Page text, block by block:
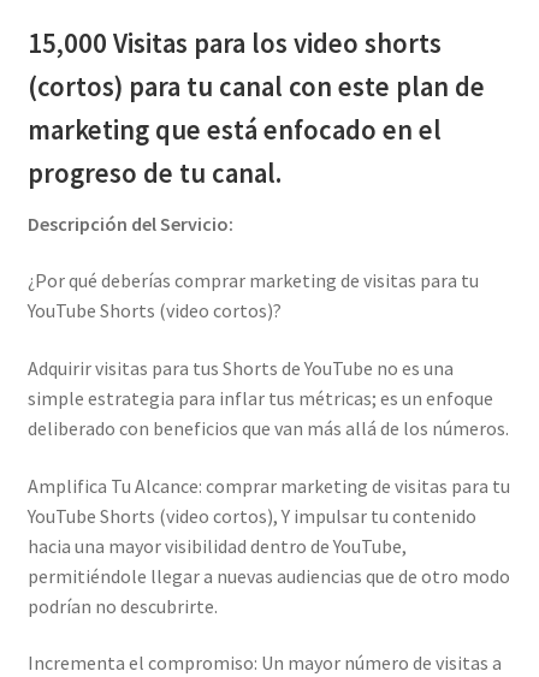
15,000 Visitas para los video shorts
(cortos) para tu canal con este plan de
marketing que está enfocado en el
progreso de tu canal.
Descripción del Servicio:
¿Por qué deberías comprar marketing de visitas para tu
YouTube Shorts (video cortos)?
Adquirir visitas para tus Shorts de YouTube no es una
simple estrategia para inflar tus métricas; es un enfoque
deliberado con beneficios que van más allá de los números.
Amplifica Tu Alcance: comprar marketing de visitas para tu
YouTube Shorts (video cortos), Y impulsar tu contenido
hacia una mayor visibilidad dentro de YouTube,
permitiéndole llegar a nuevas audiencias que de otro modo
podrían no descubrirte.
Incrementa el compromiso: Un mayor número de visitas a